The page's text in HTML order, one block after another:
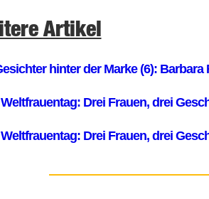
Artikel